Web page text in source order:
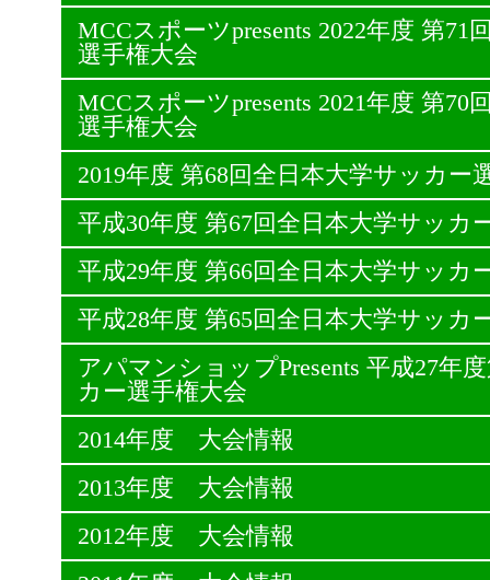
MCCスポーツpresents 2022年度 第71
選手権大会
MCCスポーツpresents 2021年度 第70
選手権大会
2019年度 第68回全日本大学サッカー
平成30年度 第67回全日本大学サッカ
平成29年度 第66回全日本大学サッカ
平成28年度 第65回全日本大学サッカ
アパマンショップPresents 平成27年
カー選手権大会
2014年度 大会情報
2013年度 大会情報
2012年度 大会情報